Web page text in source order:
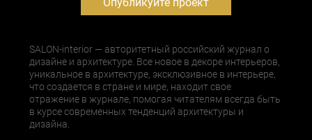
SALON-interior — авторитетный российский журнал о
дизайне и архитектуре. Все новое в декоре интерьеров,
уникальное в архитектуре, эксклюзивное в интерьере,
что создается в стране и мире, находит свое
отражение в журнале, помогая читателям всегда быть
в курсе современных тенденций архитектуры и
дизайна.